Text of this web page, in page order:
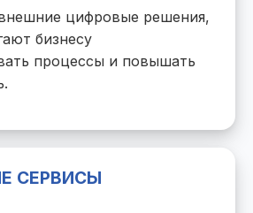
цифровые решения,
бизнесу
процессы и повышать
СЕРВИСЫ